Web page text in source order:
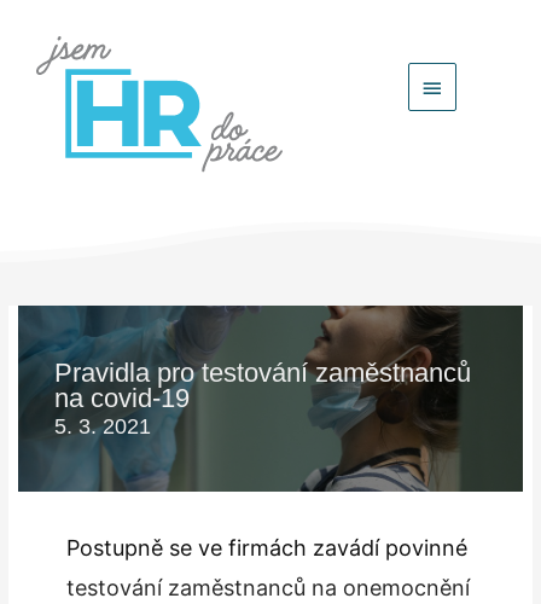
Hlavní
Pravidla pro testování zaměstnanců
na covid-19
5. 3. 2021
Postupně se ve firmách zavádí povinné
testování zaměstnanců na onemocnění